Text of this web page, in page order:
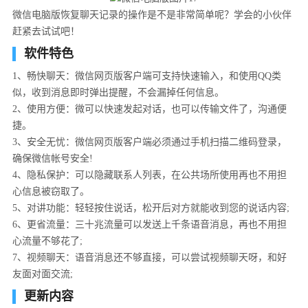
微信电脑版恢复聊天记录的操作是不是非常简单呢？学会的小伙伴
赶紧去试试吧！
软件特色
1、畅快聊天：微信网页版客户端可支持快速输入，和使用QQ类
似，收到消息即时弹出提醒，不会漏掉任何信息。
2、使用方便：微可以快速发起对话，也可以传输文件了，沟通便
捷。
3、安全无忧：微信网页版客户端必须通过手机扫描二维码登录，
确保微信帐号安全!
4、隐私保护：可以隐藏联系人列表，在公共场所使用再也不用担
心信息被窃取了。
5、对讲功能：轻轻按住说话，松开后对方就能收到您的说话内容;
6、更省流量：三十兆流量可以发送上千条语音消息，再也不用担
心流量不够花了;
7、视频聊天：语音消息还不够直接，可以尝试视频聊天呀，和好
友面对面交流;
更新内容